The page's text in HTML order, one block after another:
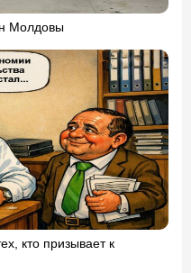
Молдовы
кто призывает к